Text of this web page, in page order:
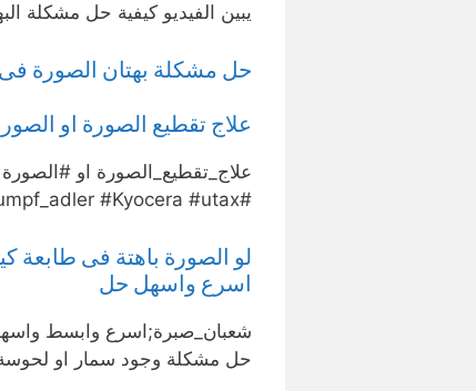
يبين الفيديو كيفية حل مشكلة
حل مشكلة بهتان الصورة
علاج تقطيع الصورة او
علاج_تقطيع_الصورة او
#printers #trumpf_adler #Kyocera #utax.
لو الصورة باهتة فى طابعة
اسرع واسهل حل
شعبان_صبرة;اسرع وابسط
حل مشكلة وجود سمار او